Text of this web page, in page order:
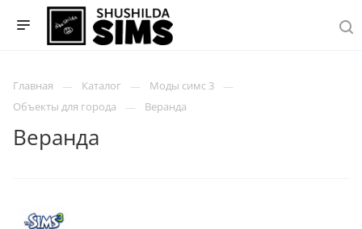
Главная Каталог
Моды симс 3
Объекты для города
Веранда
Веранда